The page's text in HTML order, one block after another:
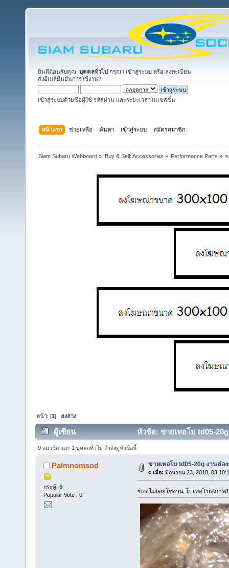
ยินดีต้อนรับคุณ, บุคคลทั่วไป กรุณา เข้าสู่ระบบ หรือ ลงทะเบียน
ส่งอีเมล์ยืนยันการใช้งาน?
เข้าสู่ระบบด้วยชื่อผู้ใช้ รหัสผ่าน และระยะเวลาในเซสชั่น
หน้าแรก ช่วยเหลือ ค้นหา เข้าสู่ระบบ สมัครสมาชิก
Siam Subaru Webboard » Buy & Sell: Accessories » Performance Parts » ข
หน้า: [1] ลงล่าง
ผู้เขียน หัวข้อ: ขายเทอโบ td05-
0 สมาชิก และ 1 บุคคลทั่วไป กำลังดูหัวข้อนี้
Palmnomsod
กระทู้: 6
Popular Vote : 0
ขายเทอโบ td05-20g งานฮ่อง
« เมื่อ: มิถุนายน 23, 2018,
ของไม่เคยใช่งาน ใบเทอโบสภา